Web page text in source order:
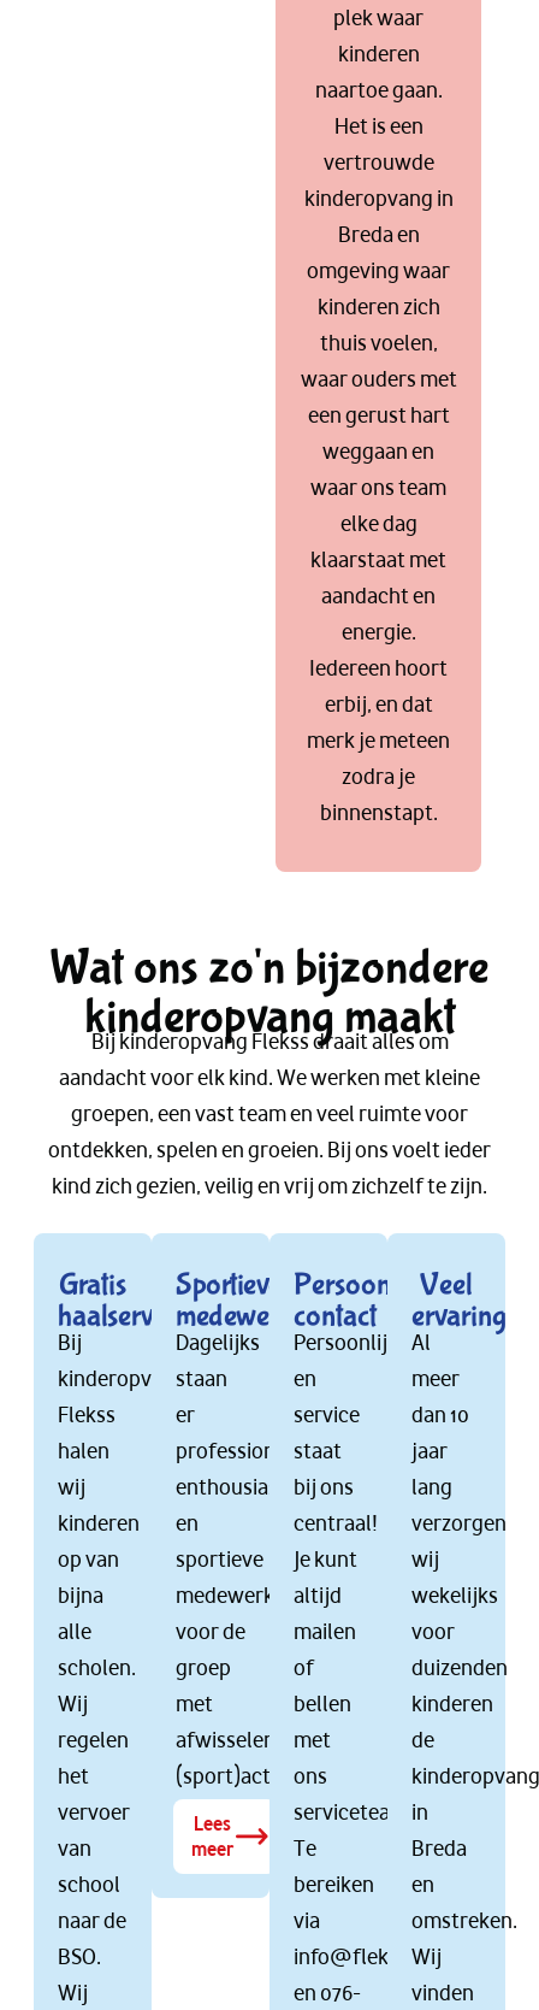
plek waar
kinderen
naartoe gaan.
Het is een
vertrouwde
kinderopvang in
Breda en
omgeving waar
kinderen zich
thuis voelen,
waar ouders met
een gerust hart
weggaan en
waar ons team
elke dag
klaarstaat met
aandacht en
energie.
Iedereen hoort
erbij, en dat
merk je meteen
zodra je
binnenstapt.
Wat ons zo'n bijzondere
kinderopvang maakt
Bij kinderopvang Flekss draait alles om
aandacht voor elk kind. We werken met kleine
groepen, een vast team en veel ruimte voor
ontdekken, spelen en groeien. Bij ons voelt ieder
kind zich gezien, veilig en vrij om zichzelf te zijn.
Gratis
haalservice
Bij
kinderopvang
Flekss
halen
wij
kinderen
op van
bijna
alle
scholen.
Wij
regelen
het
vervoer
van
school
naar de
BSO.
Wij
Sportieve
medewerkers
Dagelijks
staan
er
professionele,
enthousiaste
en
sportieve
medewerkers
voor de
groep
met
afwisselende
(sport)activiteiten.
Lees
meer
Persoonlijk
contact
Persoonlijkheid
en
service
staat
bij ons
centraal!
Je kunt
altijd
mailen
of
bellen
met
ons
serviceteam.
Te
bereiken
via
info@flekss.nl
en 076-
Veel
ervaring
Al
meer
dan 10
jaar
lang
verzorgen
wij
wekelijks
voor
duizenden
kinderen
de
kinderopvang
in
Breda
en
omstreken.
Wij
vinden